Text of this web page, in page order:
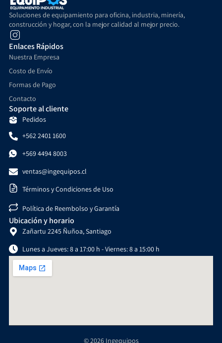
Soluciones de equipamiento para oficina, industria, minería,
construcción y hogar, con la mejor calidad al mejor precio.
Enlaces Rápidos
Nuestra Empresa
Costo de Envío
Formas de Pago
Contacto
Soporte al cliente
Pedidos
+562 2401 1600
+569 4494 8003
ventas@ingequipos.cl
Términos y Condiciones de Uso
Política de Reembolso y Garantía
Ubicación y horario
Zañartu 2245 Ñuñoa, Santiago
Lunes a Jueves: 8 a 17:00 h - Viernes: 8 a 15:00 h
© 2026 Ingequipos